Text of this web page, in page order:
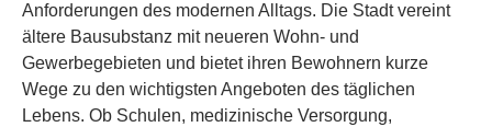
Anforderungen des modernen Alltags. Die Stadt vereint
ältere Bausubstanz mit neueren Wohn- und
Gewerbegebieten und bietet ihren Bewohnern kurze
Wege zu den wichtigsten Angeboten des täglichen
Lebens. Ob Schulen, medizinische Versorgung,